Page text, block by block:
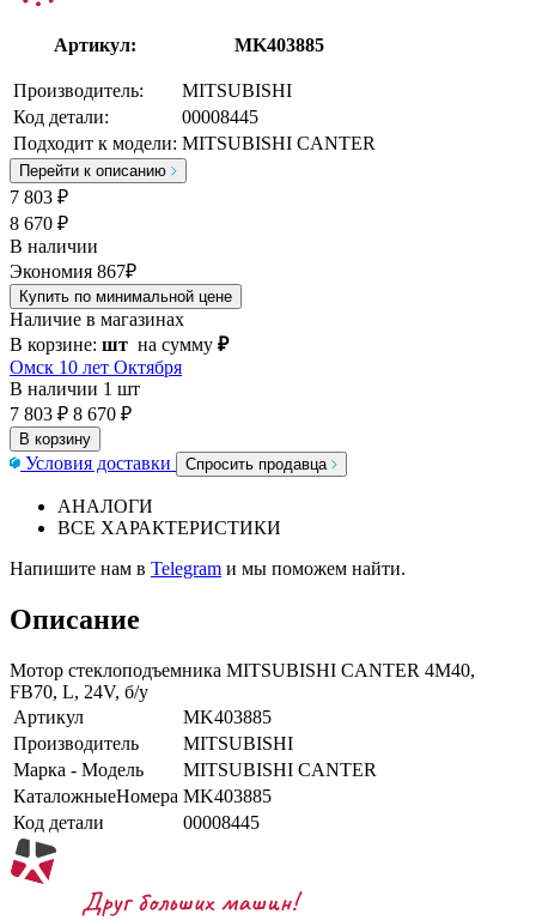
Артикул: MK403885
Производитель:
MITSUBISHI
Код детали:
00008445
Подходит к модели: MITSUBISHI CANTER
Перейти к описанию
7 803 ₽
8 670 ₽
В наличии
Экономия 867₽
Купить по минимальной цене
Наличие в магазинах
В корзине: шт на сумму ₽
Омск 10 лет Октября
В наличии 1 шт
7 803 ₽ 8 670 ₽
В корзину
Условия доставки Спросить продавца
АНАЛОГИ
ВСЕ ХАРАКТЕРИСТИКИ
Напишите нам в Telegram и мы поможем найти.
Описание
Мотор стеклоподъемника MITSUBISHI CANTER 4M40,
FB70, L, 24V, б/у
Артикул
MK403885
Производитель
MITSUBISHI
Марка - Модель
MITSUBISHI CANTER
КаталожныеНомера MK403885
Код детали
00008445